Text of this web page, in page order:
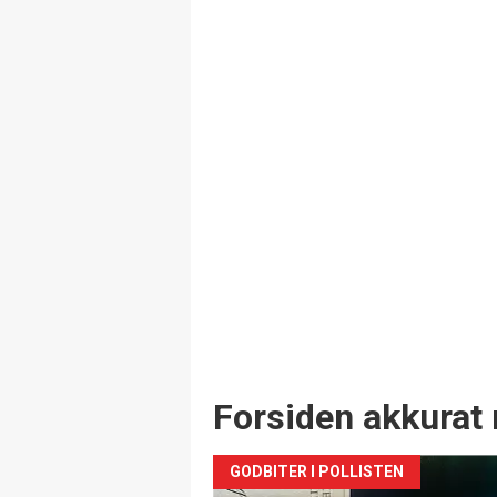
Forsiden akkurat
GODBITER I POLLISTEN